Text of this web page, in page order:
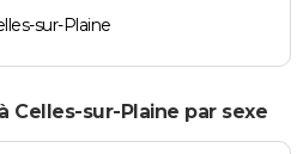
sur-Plaine
Celles-sur-Plaine par sexe